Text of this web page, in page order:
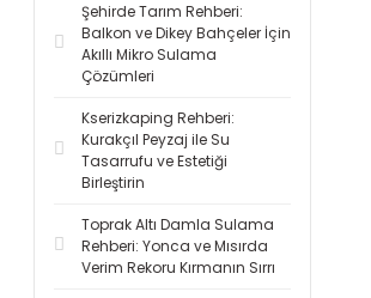
Şehirde Tarım Rehberi:
Balkon ve Dikey Bahçeler İçin
Akıllı Mikro Sulama
Çözümleri
Kserizkaping Rehberi:
Kurakçıl Peyzaj ile Su
Tasarrufu ve Estetiği
Birleştirin
Toprak Altı Damla Sulama
Rehberi: Yonca ve Mısırda
Verim Rekoru Kırmanın Sırrı